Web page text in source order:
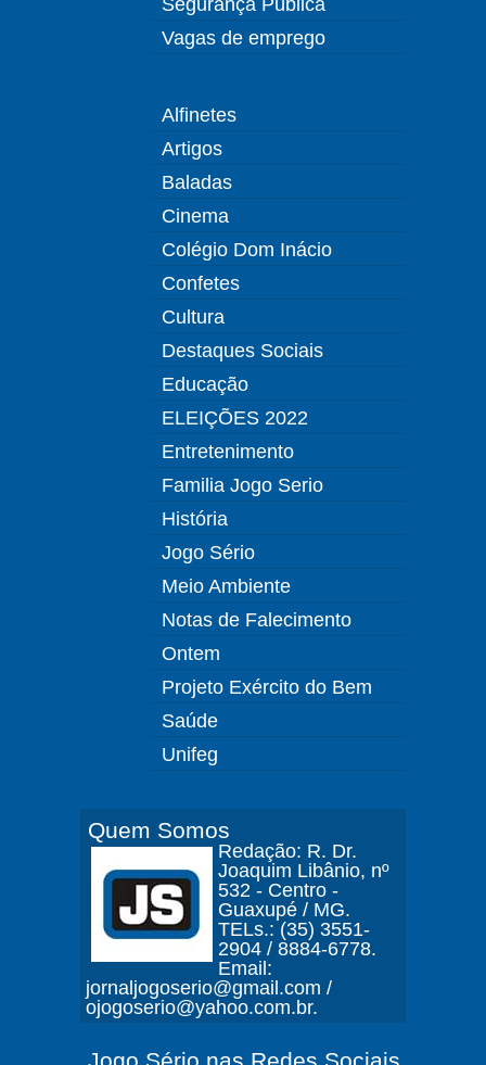
Vagas de emprego
Alfinetes
Artigos
Baladas
Cinema
Colégio Dom Inácio
Confetes
Cultura
Destaques Sociais
Educação
ELEIÇÕES 2022
Entretenimento
Familia Jogo Serio
História
Jogo Sério
Meio Ambiente
Notas de Falecimento
Ontem
Projeto Exército do Bem
Saúde
Unifeg
Quem Somos
Redação: R. Dr.
Joaquim Libânio, nº
532 - Centro -
Guaxupé / MG.
TELs.: (35) 3551-
2904 / 8884-6778.
Email:
jornaljogoserio@gmail.com /
ojogoserio@yahoo.com.br.